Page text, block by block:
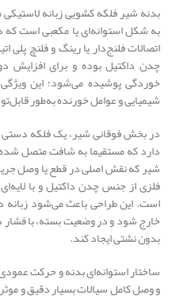
به شکل استوانه‌ای یا مکعبی است
اتصالات فلنج‌دار یا رینگ و فلنچ
چدن داکتیل بوده و برای
خوردگی پوشیده می‌شود؛ این
شیمیایی و عوامل خورنده به‌طور
دارد که مستقیما به شافت متصل
شیر که نقش اصلی در قطع یا وصل
است. این طراحی باعث می‌شود زبانه
بدون نشتی ایجاد کند.
ساختار استوانه‌ای بدنه و حرکت
و وصل کامل سیالات بسیار دقیق و